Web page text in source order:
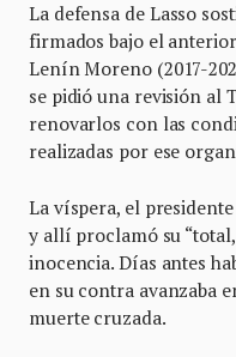
La defensa de Lasso
firmados bajo el
Lenín Moreno (2017-
se pidió una revisión al
renovarlos con las
realizadas por ese
La víspera, el
y allí proclamó su
inocencia. Días antes
en su contra avanzaba
muerte cruzada.